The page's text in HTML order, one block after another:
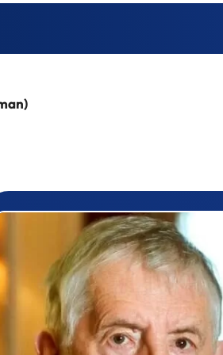
detail